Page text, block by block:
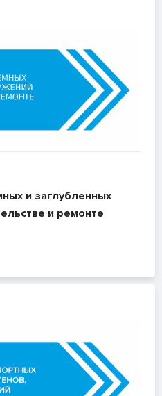
и заглубленных
и ремонте